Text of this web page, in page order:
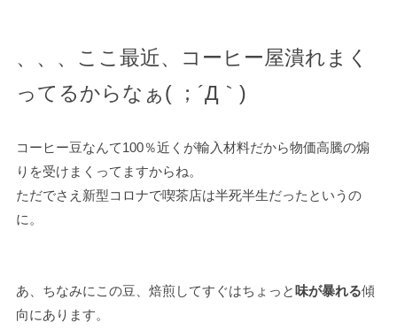
、、、ここ最近、コーヒー屋潰れまく
ってるからなぁ( ；´Д｀)
コーヒー豆なんて100％近くが輸入材料だから物価高騰の煽
りを受けまくってますからね。
ただでさえ新型コロナで喫茶店は半死半生だったというの
に。
あ、ちなみにこの豆、焙煎してすぐはちょっと 味が暴れる傾
向にあります。